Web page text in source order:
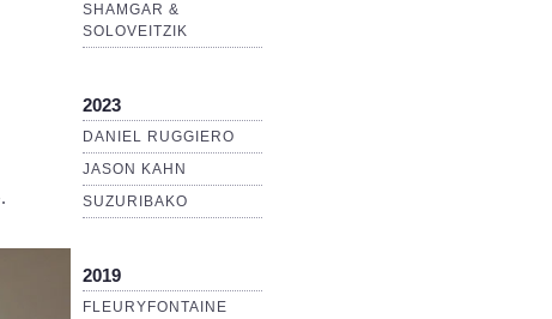
SHAMGAR &
SOLOVEITZIK
2023
DANIEL RUGGIERO
JASON KAHN
SUZURIBAKO
2019
FLEURYFONTAINE